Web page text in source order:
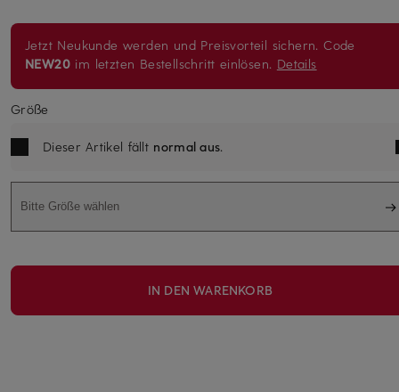
Jetzt Neukunde werden und Preisvorteil sichern. Code
NEW20 im letzten Bestellschritt einlösen. Details
Größe
Dieser Artikel fällt normal aus.
Bitte Größe wählen
IN DEN WARENKORB